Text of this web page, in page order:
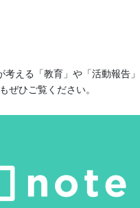
考える「教育」や「活動報告
ぜひご覧ください。